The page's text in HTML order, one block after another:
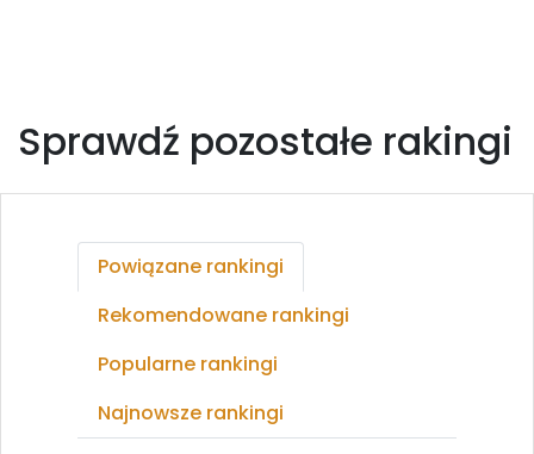
Sprawdź pozostałe rakingi
Powiązane rankingi
Rekomendowane rankingi
Popularne rankingi
Najnowsze rankingi